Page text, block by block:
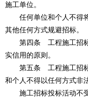
施工单位。
任何单位和个人不得将
其他任何方式规避招标。
第四条 工程施工招标
实信用的原则。
第五条 工程施工招标
和个人不得以任何方式非
施工招标投标活动不受